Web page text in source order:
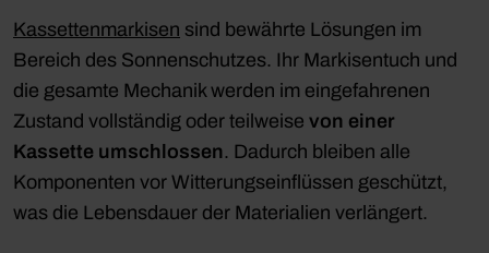
Kassettenmarkisen sind bewährte Lösungen im
Bereich des Sonnenschutzes. Ihr Markisentuch und
die gesamte Mechanik werden im eingefahrenen
Zustand vollständig oder teilweise von einer
Kassette umschlossen. Dadurch bleiben alle
Komponenten vor Witterungseinflüssen geschützt,
was die Lebensdauer der Materialien verlängert.